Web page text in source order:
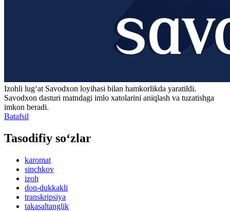
Izohli lugʻat Savodxon loyihasi bilan hamkorlikda yaratildi.
Savodxon dasturi matndagi imlo xatolarini aniqlash va tuzatishga
imkon beradi.
Batafsil
Tasodifiy so‘zlar
karomat
sinchkov
izoh
don-dukkakli
transkripsiya
takasaltanglik